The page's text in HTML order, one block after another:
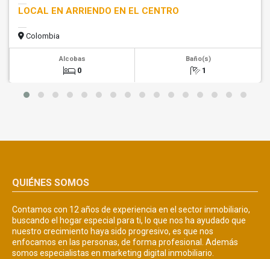
LOCAL EN ARRIENDO EN EL CENTRO
Colombia
Alcobas
0
Baño(s)
1
QUIÉNES SOMOS
Contamos con 12 años de experiencia en el sector inmobiliario,
buscando el hogar especial para ti, lo que nos ha ayudado que
nuestro crecimiento haya sido progresivo, es que nos
enfocamos en las personas, de forma profesional. Además
somos especialistas en marketing digital inmobiliario.